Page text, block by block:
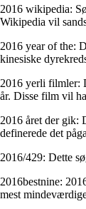
2016 wikipedia:
Wikipedia vil
2016 year of the:
kinesiske
2016 yerli filmler:
år. Disse film vil
2016 året der gik:
definerede det
2016/429: Dette
2016bestnine:
mest